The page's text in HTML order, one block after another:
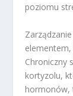
poziomu
Zarządzanie
Chroniczny
kortyzolu,
hormonów,